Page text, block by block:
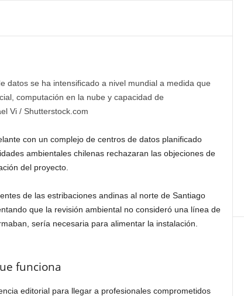
datos se ha intensificado a nivel mundial a medida que
computación en la nube y capacidad de
Vi / Shutterstock.com
con un complejo de centros de datos planificado
ambientales chilenas rechazaran las objeciones de
del proyecto.
de las estribaciones andinas al norte de Santiago
que la revisión ambiental no consideró una línea de
sería necesaria para alimentar la instalación.
funciona
editorial para llegar a profesionales comprometidos